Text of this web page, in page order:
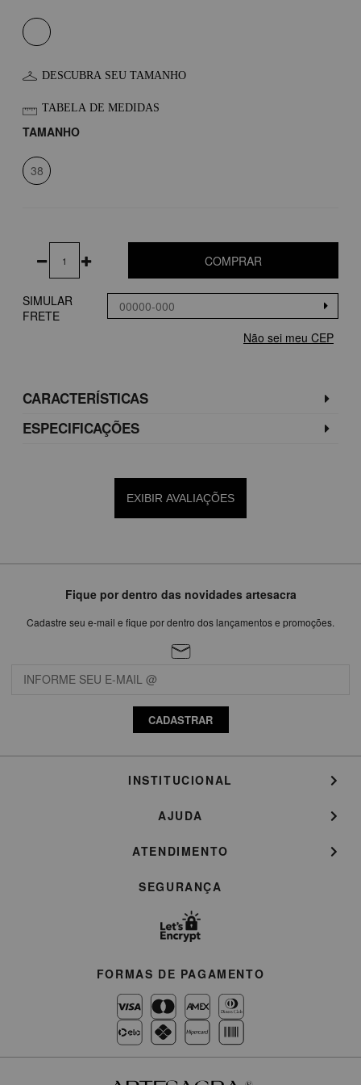
DESCUBRA SEU TAMANHO
TABELA DE MEDIDAS
TAMANHO
38
COMPRAR
SIMULAR
FRETE
Não sei meu CEP
CARACTERÍSTICAS
ESPECIFICAÇÕES
EXIBIR AVALIAÇÕES
Fique por dentro das novidades artesacra
Cadastre seu e-mail e fique por dentro dos lançamentos e promoções.
CADASTRAR
INSTITUCIONAL
AJUDA
ATENDIMENTO
SEGURANÇA
FORMAS DE PAGAMENTO